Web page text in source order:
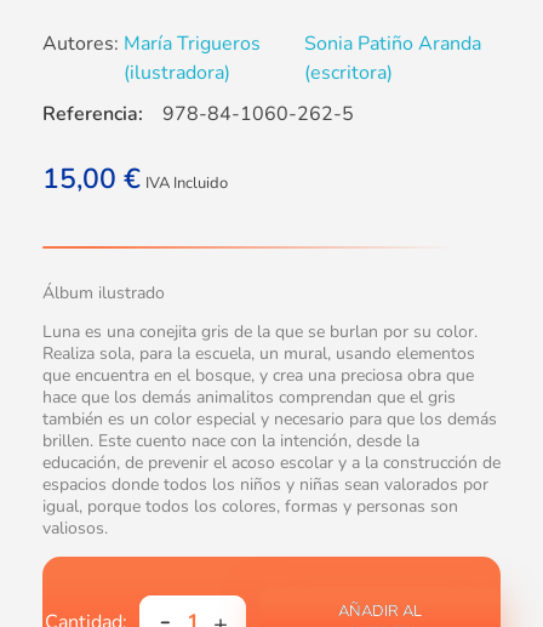
Autores: María Trigueros
(ilustradora)
Sonia Patiño Aranda
(escritora)
15,00 € IVA Incluido
Álbum ilustrado
Luna es una conejita gris de la que se burlan por su color.
Realiza sola, para la escuela, un mural, usando elementos
que encuentra en el bosque, y crea una preciosa obra que
hace que los demás animalitos comprendan que el gris
también es un color especial y necesario para que los demás
brillen. Este cuento nace con la intención, desde la
educación, de prevenir el acoso escolar y a la construcción de
espacios donde todos los niños y niñas sean valorados por
igual, porque todos los colores, formas y personas son
valiosos.
AÑADIR AL
Referencia: 978-84-1060-262-5